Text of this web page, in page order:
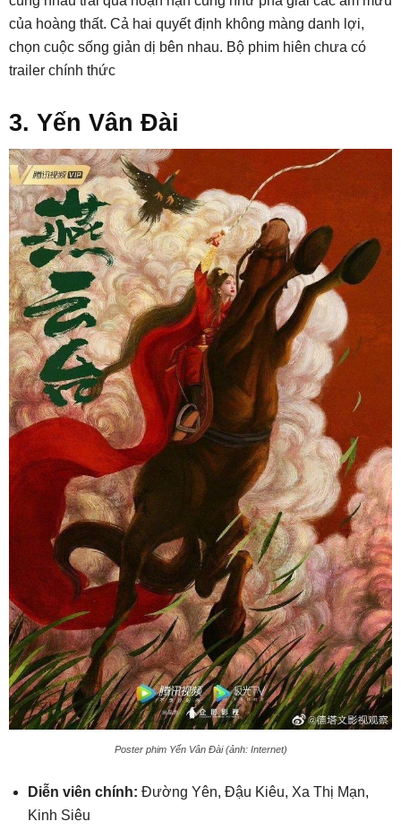
của hoàng thất. Cả hai quyết định không màng danh lợi,
chọn cuộc sống giản dị bên nhau. Bộ phim hiên chưa có
trailer chính thức
3. Yến Vân Đài
Poster phim Yến Vân Đài (ảnh: Internet)
Diễn viên chính: Đường Yên, Đậu Kiêu, Xa Thị Mạn,
Kinh Siêu